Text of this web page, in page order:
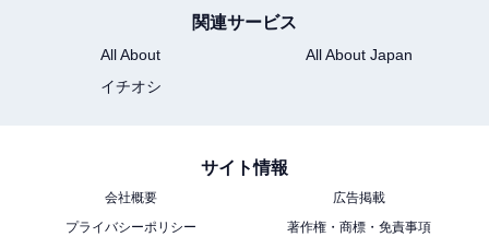
もちろん、風を感じたい時には通常の風で運転すること
関連サービス
All About
All About Japan
イチオシ
サイト情報
会社概要
広告掲載
プライバシーポリシー
著作権・商標・免責事項